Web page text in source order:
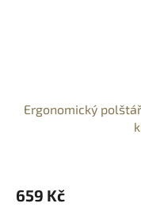
Ergonomický
659 Kč